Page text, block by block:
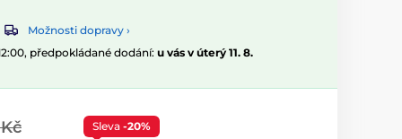
Možnosti dopravy ›
předpokládané dodání: u vás v úterý 11. 8.
Sleva -20%